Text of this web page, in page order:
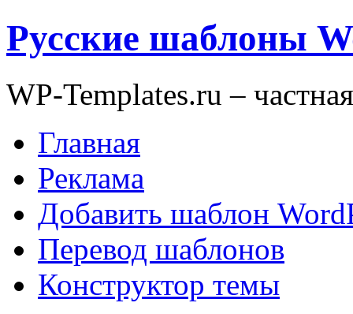
Русские шаблоны
WP-Templates.ru –
Главная
Реклама
Добавить шаблон
Перевод шаблонов
Конструктор темы